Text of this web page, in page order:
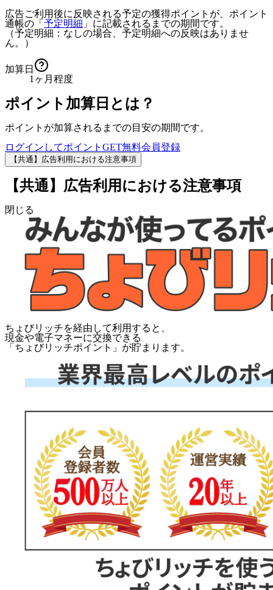
広告ご利用後に反映される予定の獲得ポイントが、ポイント
通帳の「 予定明細 」に記載されるまでの期間です。
（予定明細：なしの場合、予定明細への反映はありませ
ん。）
加算日
1ヶ月程度
ポイント加算日とは？
ポイントが加算されるまでの目安の期間です。
ログインしてポイントGET無料会員登録
【共通】広告利用における注意事項
【共通】広告利用における注意事項
閉じる
ちょびリッチを経由して利用すると、
現金や電子マネーに交換できる
「 ちょびリッチポイント 」が貯まります。